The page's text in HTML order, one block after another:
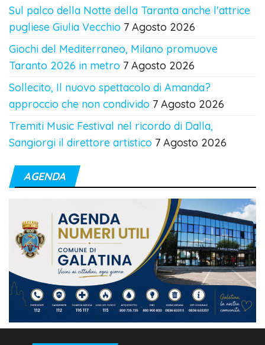
Sul palco della Notte della Taranta anche l'attrice
pugliese Giulia Vecchio 7 Agosto 2026
Giochi del Mediterraneo, Milano promuove
Taranto 2026 in metro 7 Agosto 2026
Sollecito, Il nuovo spettacolo di Amanda?
approccio che non condivido 7 Agosto 2026
Tremiti Music Festival nel ricordo di Dalla,
Sangiorgi il direttore artistico 7 Agosto 2026
AGENDA